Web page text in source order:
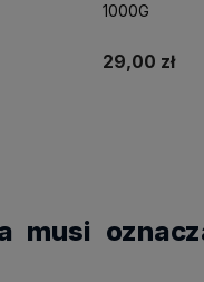
dostępne od ręki,
1000G
29,00 zł